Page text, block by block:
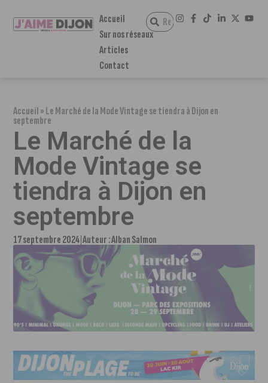
Accueil
Sur nos réseaux
Articles
Contact
Accueil»Le Marché de la Mode Vintage se tiendra à Dijon en
septembre
Le Marché de la
Mode Vintage se
tiendra à Dijon en
septembre
17 septembre 2024 Auteur :Alban Salmon